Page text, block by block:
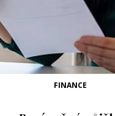
FINANCE